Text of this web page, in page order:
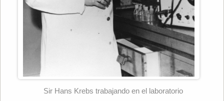
Sir Hans Krebs trabajando en el laboratorio